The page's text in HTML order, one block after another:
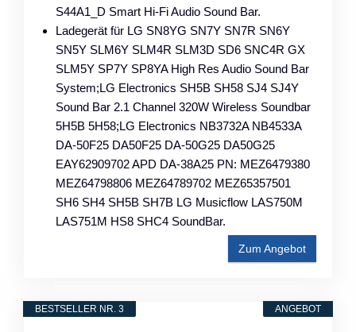
S44A1_D Smart Hi-Fi Audio Sound Bar.
Ladegerät für LG SN8YG SN7Y SN7R SN6Y
SN5Y SLM6Y SLM4R SLM3D SD6 SNC4R GX
SLM5Y SP7Y SP8YA High Res Audio Sound Bar
System;LG Electronics SH5B SH58 SJ4 SJ4Y
Sound Bar 2.1 Channel 320W Wireless Soundbar
5H5B 5H58;LG Electronics NB3732A NB4533A
DA-50F25 DA50F25 DA-50G25 DA50G25
EAY62909702 APD DA-38A25 PN: MEZ6479380
MEZ64798806 MEZ64789702 MEZ65357501
SH6 SH4 SH5B SH7B LG Musicflow LAS750M
LAS751M HS8 SHC4 SoundBar.
Zum Angebot
ANGEBOT
BESTSELLER NR. 3